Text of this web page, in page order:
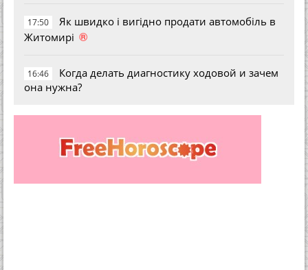
17:50
Як швидко і вигідно продати автомобіль в
Житомирі ®
16:46
Когда делать диагностику ходовой и зачем
она нужна?